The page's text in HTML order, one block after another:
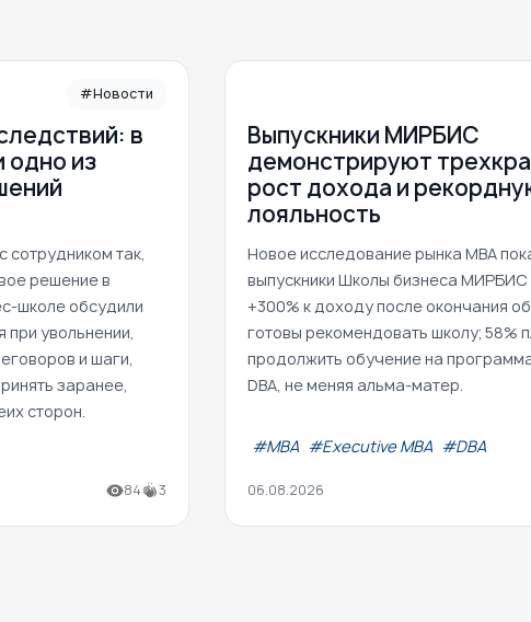
#Новости
в
из
сотрудником так,
решение в
школе обсудили
увольнении,
и шаги,
заранее,
сторон.
84 3
Выпускники МИРБИС
демонстрируют
рост дохода и
лояльность
Новое исследование рынка MBA
выпускники Школы бизнеса
+300% к доходу после окончания
готовы рекомендовать школу; 58%
продолжить обучение на
DBA, не меняя альма-матер.
#МВА #Executive MBA #DBA
06.08.2026